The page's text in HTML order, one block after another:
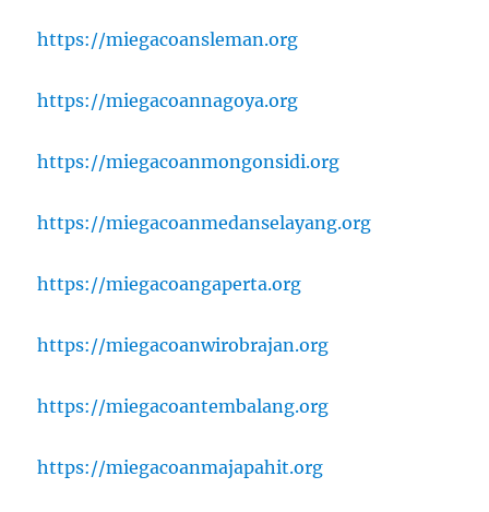
https://miegacoansleman.org
https://miegacoannagoya.org
https://miegacoanmongonsidi.org
https://miegacoanmedanselayang.org
https://miegacoangaperta.org
https://miegacoanwirobrajan.org
https://miegacoantembalang.org
https://miegacoanmajapahit.org